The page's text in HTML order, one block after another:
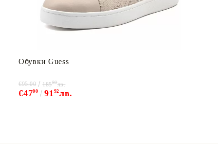
Обувки Guess
€4700 9192лв.
€95.00 18580лв.